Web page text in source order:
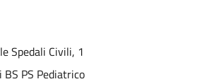
Spedali Civili, 1
BS PS Pediatrico